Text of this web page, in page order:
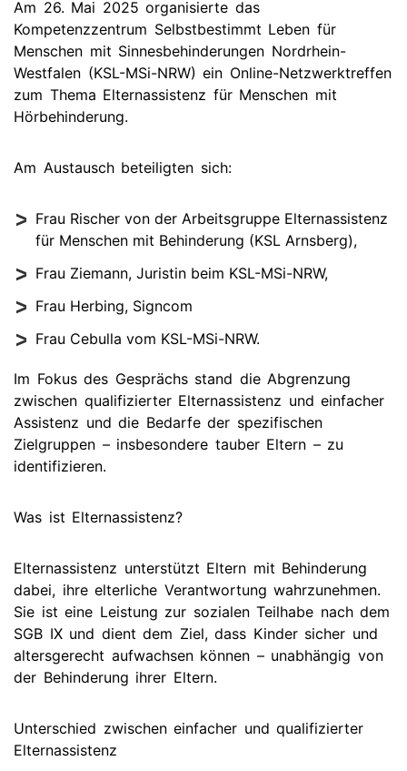
Am 26. Mai 2025 organisierte das
Kompetenzzentrum Selbstbestimmt Leben für
Menschen mit Sinnesbehinderungen Nordrhein-
Westfalen (KSL-MSi-NRW) ein Online-Netzwerktreffen
zum Thema Elternassistenz für Menschen mit
Hörbehinderung.
Am Austausch beteiligten sich:
Frau Rischer von der Arbeitsgruppe Elternassistenz
für Menschen mit Behinderung (KSL Arnsberg),
Frau Ziemann, Juristin beim KSL-MSi-NRW,
Frau Herbing, Signcom
Frau Cebulla vom KSL-MSi-NRW.
Im Fokus des Gesprächs stand die Abgrenzung
zwischen qualifizierter Elternassistenz und einfacher
Assistenz und die Bedarfe der spezifischen
Zielgruppen – insbesondere tauber Eltern – zu
identifizieren.
Was ist Elternassistenz?
Elternassistenz unterstützt Eltern mit Behinderung
dabei, ihre elterliche Verantwortung wahrzunehmen.
Sie ist eine Leistung zur sozialen Teilhabe nach dem
SGB IX und dient dem Ziel, dass Kinder sicher und
altersgerecht aufwachsen können – unabhängig von
der Behinderung ihrer Eltern.
Unterschied zwischen einfacher und qualifizierter
Elternassistenz